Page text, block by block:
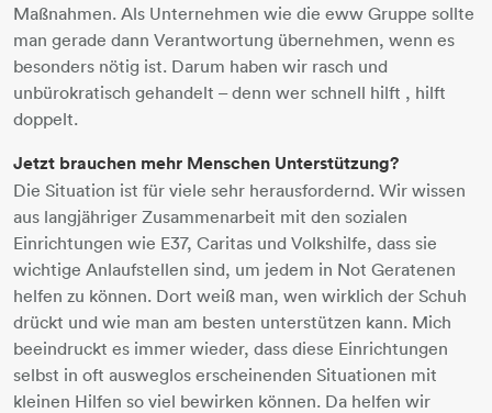
Maßnahmen. Als Unternehmen wie die eww Gruppe sollte
man gerade dann Verantwortung übernehmen, wenn es
besonders nötig ist. Darum haben wir rasch und
unbürokratisch gehandelt – denn wer schnell hilft , hilft
doppelt.
Jetzt brauchen mehr Menschen Unterstützung?
Die Situation ist für viele sehr herausfordernd. Wir wissen
aus langjähriger Zusammenarbeit mit den sozialen
Einrichtungen wie E37, Caritas und Volkshilfe, dass sie
wichtige Anlaufstellen sind, um jedem in Not Geratenen
helfen zu können. Dort weiß man, wen wirklich der Schuh
drückt und wie man am besten unterstützen kann. Mich
beeindruckt es immer wieder, dass diese Einrichtungen
selbst in oft ausweglos erscheinenden Situationen mit
kleinen Hilfen so viel bewirken können. Da helfen wir